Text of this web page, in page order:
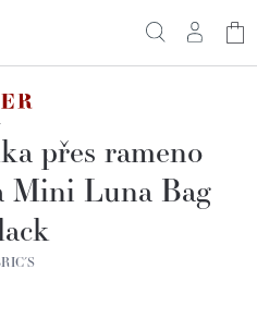
přes rameno
Mini Luna Bag